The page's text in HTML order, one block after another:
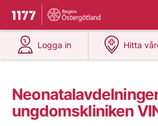
Till startsidan för 1177
Du har valt region
Logga in
på 1177.se
Hitta
på
ungdomskliniken